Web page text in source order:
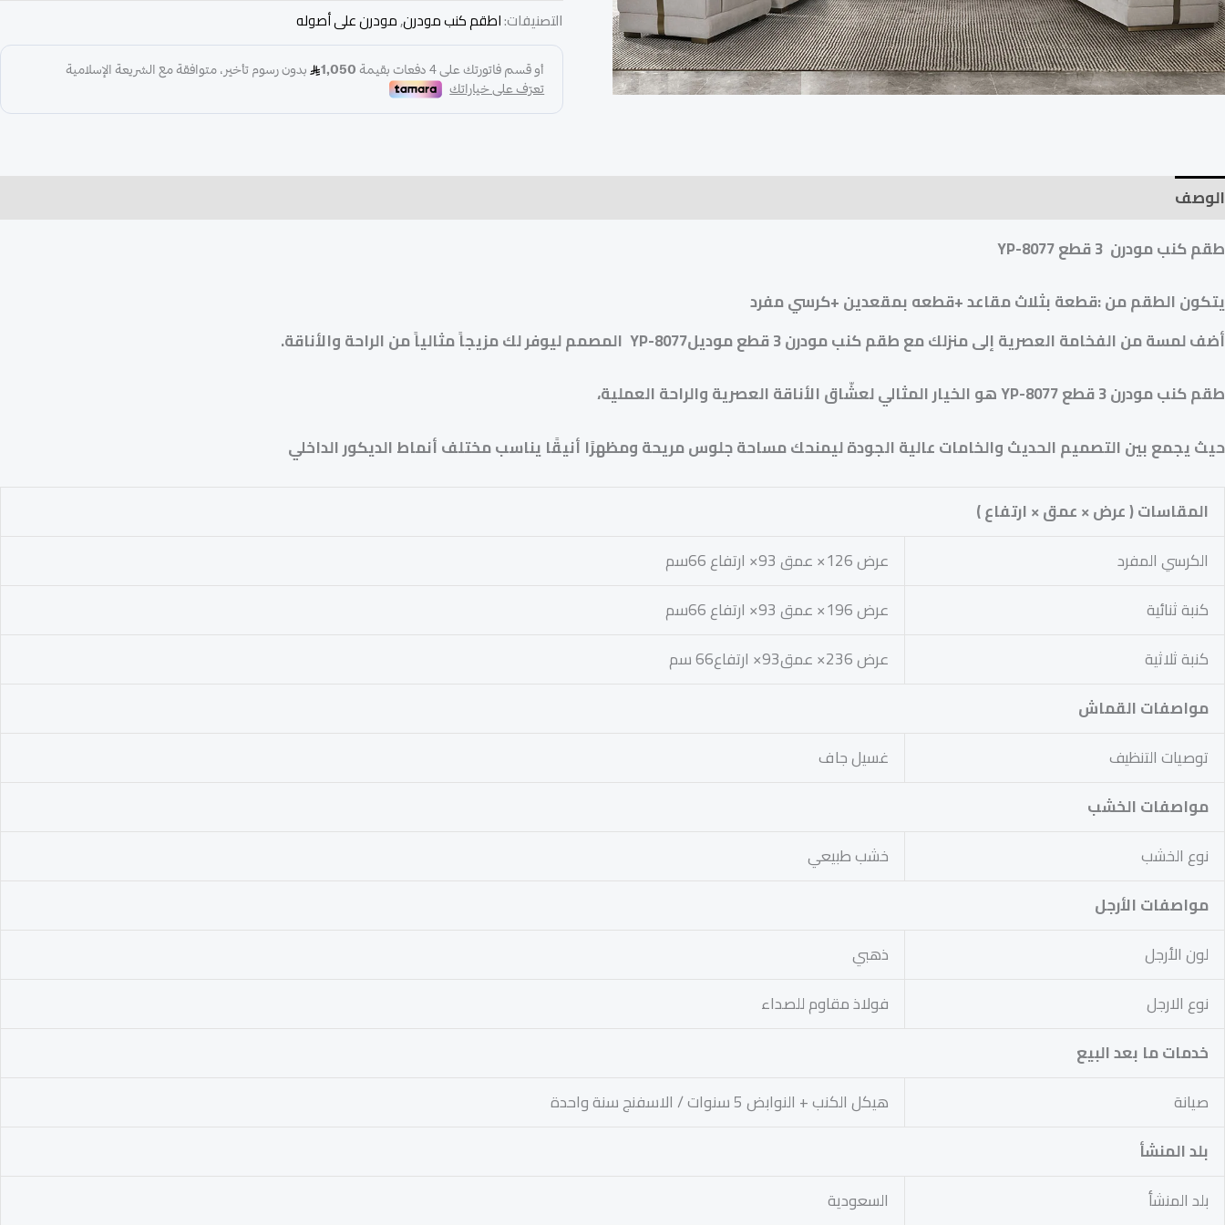
التصنيفات:اطقم كنب مودرن,مودرن على أصوله
الوصف
طقم كنب مودرن 3 قطع YP-8077
يتكون الطقم من :قطعة بثلاث مقاعد +قطعه بمقعدين +كرسي مفرد
أضف لمسة من الفخامة العصرية إلى منزلك معطقم كنب مودرن 3 قطع موديل
YP-8077 المصمم ليوفر لك مزيجاً مثالياً من الراحة والأناقة.
طقم كنب مودرن 3 قطع YP-8077
هو الخيار المثالي لعشّاق الأناقة العصرية والراحة العملية،
حيث يجمع بين التصميم الحديث والخامات عالية الجودة ليمنحك مساحة جلوس مريحة ومظهرًا أنيقًا يناسب مختلف أنماط الديكور الداخلي
المقاسات ( عرض × عمق × ارتفاع )
الكرسي المفرد
عرض 126× عمق 93× ارتفاع 66سم
كنبة ثنائية
عرض 196× عمق 93× ارتفاع 66سم
كنبة ثلاثية
عرض 236× عمق93× ارتفاع66 سم
مواصفات القماش
توصيات التنظيف
غسيل جاف
مواصفات الخشب
نوع الخشب
خشب طبيعي
مواصفات الأرجل
لون الأرجل
ذهبي
نوع الارجل
فولاذ مقاوم للصداء
خدمات ما بعد البيع
صيانة
هيكل الكنب + النوابض 5 سنوات / الاسفنج سنة واحدة
بلد المنشأ
بلد المنشأ
السعودية